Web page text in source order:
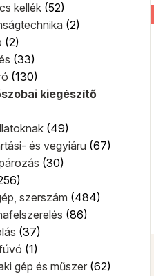
kellék (52)
(2)
(2)
(33)
(130)
kiegészítő
(49)
és vegyiáru (67)
(30)
szerszám (484)
(86)
(37)
(1)
gép és műszer (62)